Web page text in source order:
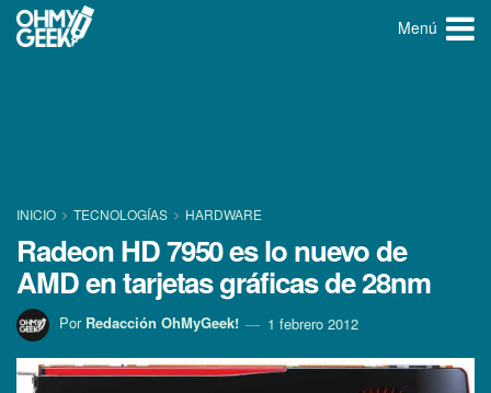
Menú
INICIO TECNOLOGÍ­AS HARDWARE
Radeon HD 7950 es lo nuevo de
AMD en tarjetas gráficas de 28nm
Por Redacción OhMyGeek! 1 febrero 2012